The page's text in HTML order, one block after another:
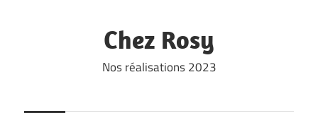
Chez Rosy
Nos réalisations 2023